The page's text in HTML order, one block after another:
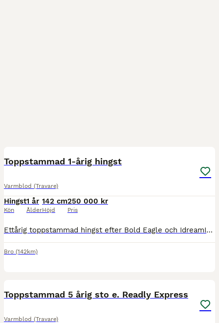
Toppstammad 1-årig hingst
Varmblod (Travare)
Hingst
Kön
1 år
Ålder
142 cm
Höjd
250 000 kr
Pris
Ettårig toppstammad hingst efter Bold Eagle och IdreamIcanfly. En jättefin individ efter dubble Prix d’Amerique vinnaren. Bold Eagle tjänade 44 Mkr på banan och har lagt över sjuttio miljonärer i Fran
Bro (142km)
Toppstammad 5 årig sto e. Readly Express
Varmblod (Travare)